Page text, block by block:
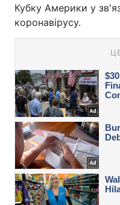
Кубку Америки у
коронавірусу.